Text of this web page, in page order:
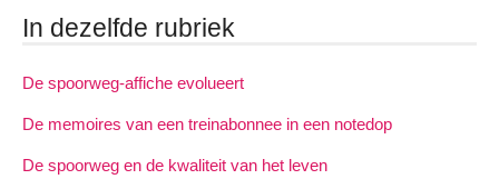
In dezelfde rubriek
De spoorweg-affiche evolueert
De memoires van een treinabonnee in een notedop
De spoorweg en de kwaliteit van het leven